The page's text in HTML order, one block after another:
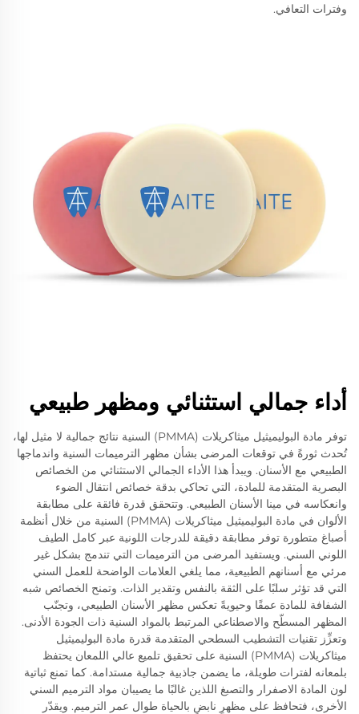
وفترات التعافي.
أداء جمالي استثنائي ومظهر طبيعي
توفر مادة البوليميثيل ميثاكريلات (PMMA) السنية نتائج جمالية لا مثيل لها،
تُحدث ثورةً في توقعات المرضى بشأن مظهر الترميمات السنية واندماجها
الطبيعي مع الأسنان. ويبدأ هذا الأداء الجمالي الاستثنائي من الخصائص
البصرية المتقدمة للمادة، التي تحاكي بدقة خصائص انتقال الضوء
وانعكاسه في مينا الأسنان الطبيعي. وتتحقق قدرة فائقة على مطابقة
الألوان في مادة البوليميثيل ميثاكريلات (PMMA) السنية من خلال أنظمة
أصباغ متطورة توفر مطابقة دقيقة للدرجات اللونية عبر كامل الطيف
اللوني السني. ويستفيد المرضى من الترميمات التي تندمج بشكل غير
مرئي مع أسنانهم الطبيعية، مما يلغي العلامات الواضحة للعمل السني
التي قد تؤثر سلبًا على الثقة بالنفس وتقدير الذات. وتمنح الخصائص شبه
الشفافة للمادة عمقًا وحيويةً تعكس مظهر الأسنان الطبيعي، وتجنّب
المظهر المسطّح والاصطناعي المرتبط بالمواد السنية ذات الجودة الأدنى.
وتعزِّز تقنيات التشطيب السطحي المتقدمة قدرة مادة البوليميثيل
ميثاكريلات (PMMA) السنية على تحقيق تلميع عالي اللمعان يحتفظ
بلمعانه لفترات طويلة، ما يضمن جاذبية جمالية مستدامة. كما تمنع ثباتية
لون المادة الاصفرار والتصبغ اللذين غالبًا ما يصيبان مواد الترميم السني
الأخرى، فتحافظ على مظهرٍ نابضٍ بالحياة طوال عمر الترميم. ويقدّر